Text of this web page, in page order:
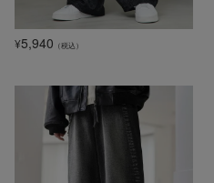
¥5,940 （税込）